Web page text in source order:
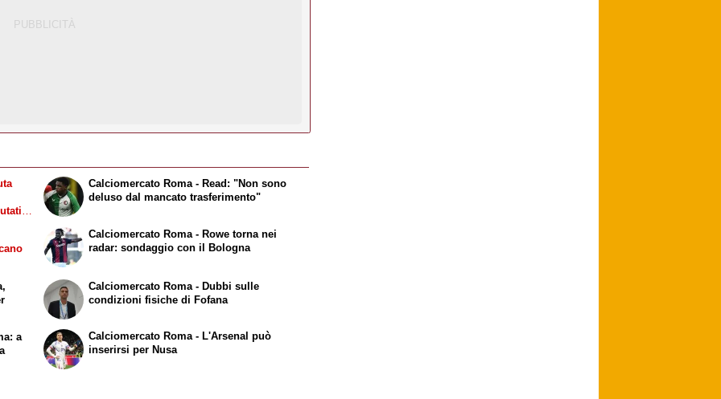
Calciomercato Roma - Read: "Non sono
deluso dal mancato trasferimento"
Calciomercato Roma - Rowe torna nei
radar: sondaggio con il Bologna
a
Calciomercato Roma - Dubbi sulle
condizioni fisiche di Fofana
Calciomercato Roma - L'Arsenal può
inserirsi per Nusa